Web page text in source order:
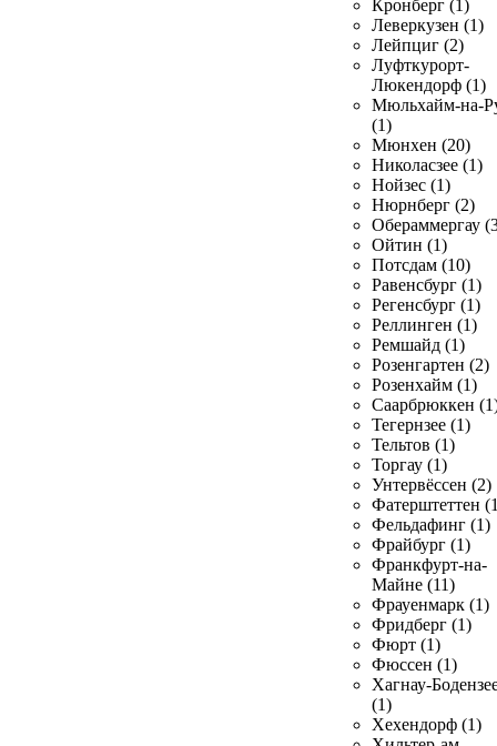
Кронберг (1)
Леверкузен (1)
Лейпциг (2)
Луфткурорт-
Люкендорф (1)
Мюльхайм-на-
(1)
Мюнхен (20)
Николасзее (1)
Нойзес (1)
Нюрнберг (2)
Обераммергау
Ойтин (1)
Потсдам (10)
Равенсбург (1)
Регенсбург (1)
Реллинген (1)
Ремшайд (1)
Розенгартен (2)
Розенхайм (1)
Саарбрюккен
Тегернзее (1)
Тельтов (1)
Торгау (1)
Унтервёссен (2)
Фатерштеттен
Фельдафинг (1)
Фрайбург (1)
Франкфурт-на-
Майне (11)
Фрауенмарк (1)
Фридберг (1)
Фюрт (1)
Фюссен (1)
Хагнау-
(1)
Хехендорф (1)